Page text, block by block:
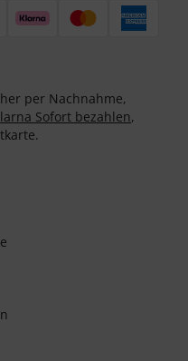
per Nachnahme,
Sofort bezahlen,